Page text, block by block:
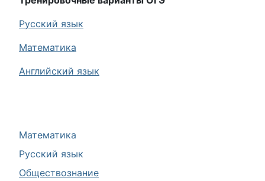
Математика
Русский язык
Обществознание
Русский язык
Математика
Английский язык